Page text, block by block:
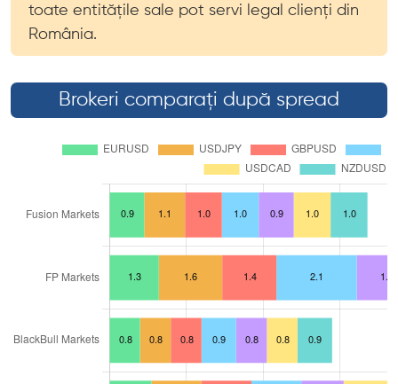
toate entitățile sale pot servi legal clienți din
România.
Brokeri comparați după spread